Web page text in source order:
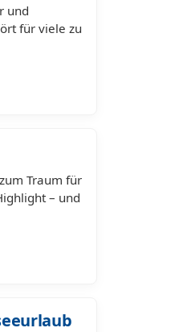
und
für viele zu
Traum für
– und